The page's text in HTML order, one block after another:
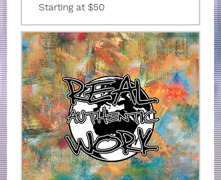
at
Starting at $50